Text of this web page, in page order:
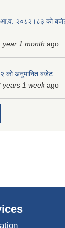
आ.व. २०८२।८३ को बजेट
year 1 month ago
को अनुमानित बजेट
years 1 weekago